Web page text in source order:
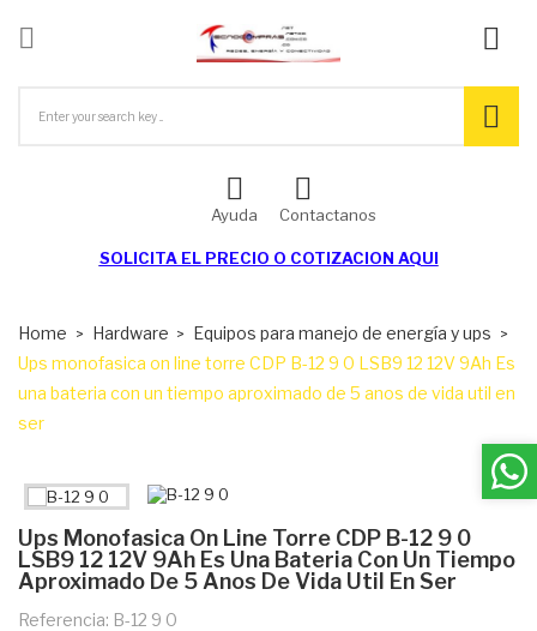

Ayuda Contactanos
SOLICITA EL PRECIO O COTIZACION AQUI
Home Hardware
Equipos para manejo de energía y ups
Ups monofasica on line torre CDP B-12 9 0 LSB9 12 12V 9Ah Es
una bateria con un tiempo aproximado de 5 anos de vida util en
ser
Ups Monofasica On Line Torre CDP B-12 9 0
LSB9 12 12V 9Ah Es Una Bateria Con Un Tiempo
Aproximado De 5 Anos De Vida Util En Ser
Referencia: B-12 9 0